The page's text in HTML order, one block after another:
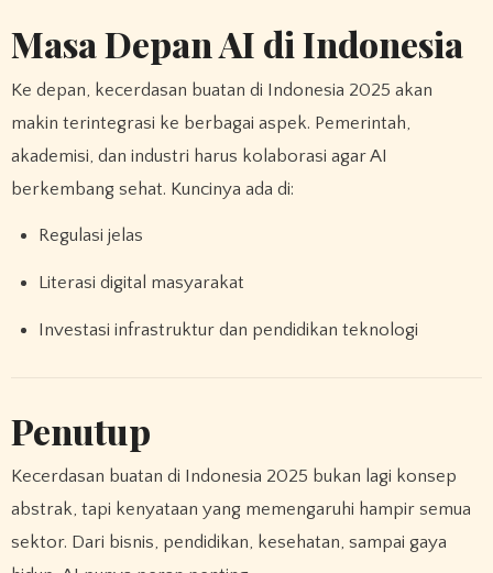
Masa Depan AI di Indonesia
Ke depan, kecerdasan buatan di Indonesia 2025 akan
makin terintegrasi ke berbagai aspek. Pemerintah,
akademisi, dan industri harus kolaborasi agar AI
berkembang sehat. Kuncinya ada di:
Regulasi jelas
Literasi digital masyarakat
Investasi infrastruktur dan pendidikan teknologi
Penutup
Kecerdasan buatan di Indonesia 2025 bukan lagi konsep
abstrak, tapi kenyataan yang memengaruhi hampir semua
sektor. Dari bisnis, pendidikan, kesehatan, sampai gaya